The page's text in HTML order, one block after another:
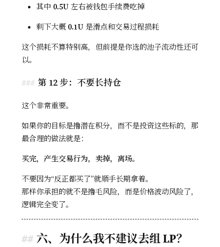
其中 0.5U左右被钱包手续费吃掉
剩下大概 0.1U 是滑点和交易过程损耗
这个损耗不算特别高，但前提是你选的池子流动性还可
以。
第 12 步：不要长持仓
这个非常重要。
如果你的目标是撸潜在积分，而不是投资这些标的，那
最合理的做法就是：
买完，产生交易行为，卖掉，离场。
不要因为“反正都买了”就顺手长期拿着。
那样你承担的就不是撸毛风险，而是价格波动风险了，
逻辑完全变了。
六、为什么我不建议去组 LP？